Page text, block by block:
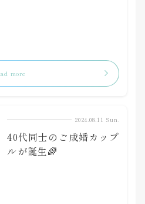
more
2024.08.11 Sun.
40代同士のご成婚カップ
ルが誕生🌈